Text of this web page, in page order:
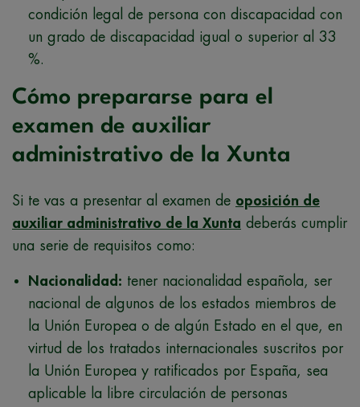
condición legal de persona con discapacidad con
un grado de discapacidad igual o superior al 33
%.
Cómo prepararse para el
examen de auxiliar
administrativo de la Xunta
Si te vas a presentar al examen de oposición de
auxiliar administrativo de la Xunta deberás cumplir
una serie de requisitos como:
Nacionalidad: tener nacionalidad española, ser
nacional de algunos de los estados miembros de
la Unión Europea o de algún Estado en el que, en
virtud de los tratados internacionales suscritos por
la Unión Europea y ratificados por España, sea
aplicable la libre circulación de personas